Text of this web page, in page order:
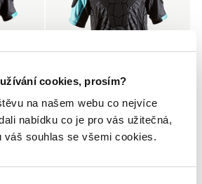
cookies, prosím?
na našem webu co nejvíce
nabídku co je pro vás užitečná,
váš souhlas se všemi cookies.
Novinka